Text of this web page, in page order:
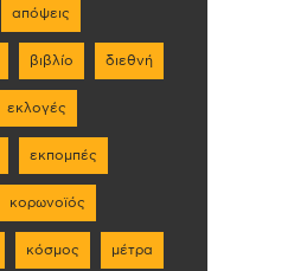
απόψεις
βιβλίο διεθνή
εκλογές
εκπομπές
κορωνοϊός
κόσμος μέτρα